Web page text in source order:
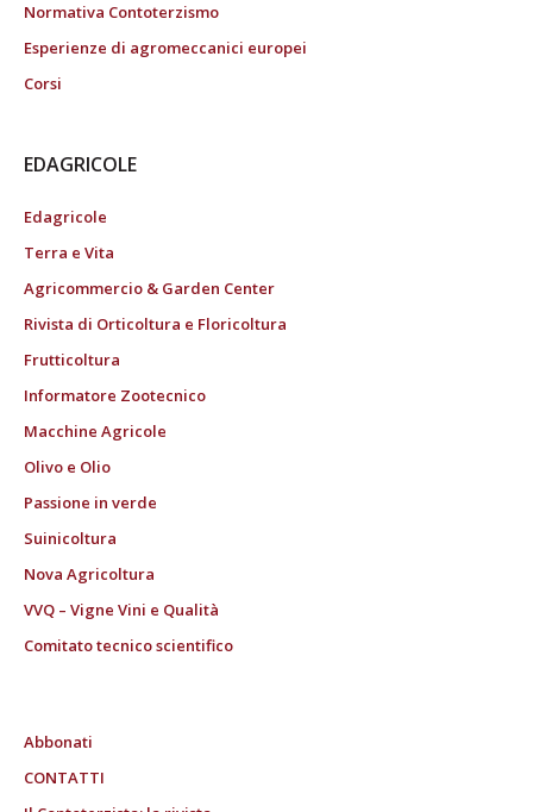
Normativa Contoterzismo
Esperienze di agromeccanici europei
Corsi
EDAGRICOLE
Edagricole
Terra e Vita
Agricommercio & Garden Center
Rivista di Orticoltura e Floricoltura
Frutticoltura
Informatore Zootecnico
Macchine Agricole
Olivo e Olio
Passione in verde
Suinicoltura
Nova Agricoltura
VVQ – Vigne Vini e Qualità
Comitato tecnico scientifico
Abbonati
CONTATTI